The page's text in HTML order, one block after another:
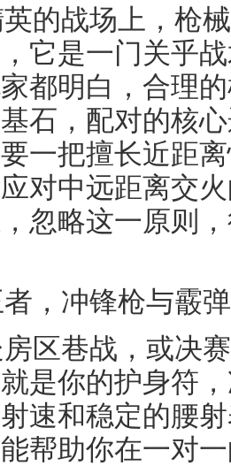
的战场上，枪
它是一门关乎
都明白，合理
石，配对的核
一把擅长近距
对中远距离交
忽略这一原则
，冲锋枪与霰
区巷战，或决
是你的护身符
速和稳定的腰
帮助你在一对